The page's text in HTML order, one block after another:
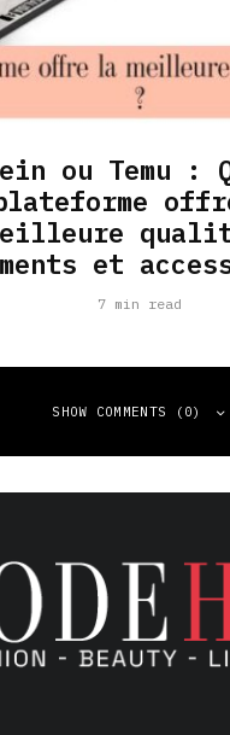
ou Temu :
et
7 min read
SHOW COMMENTS (0)
will not be published.